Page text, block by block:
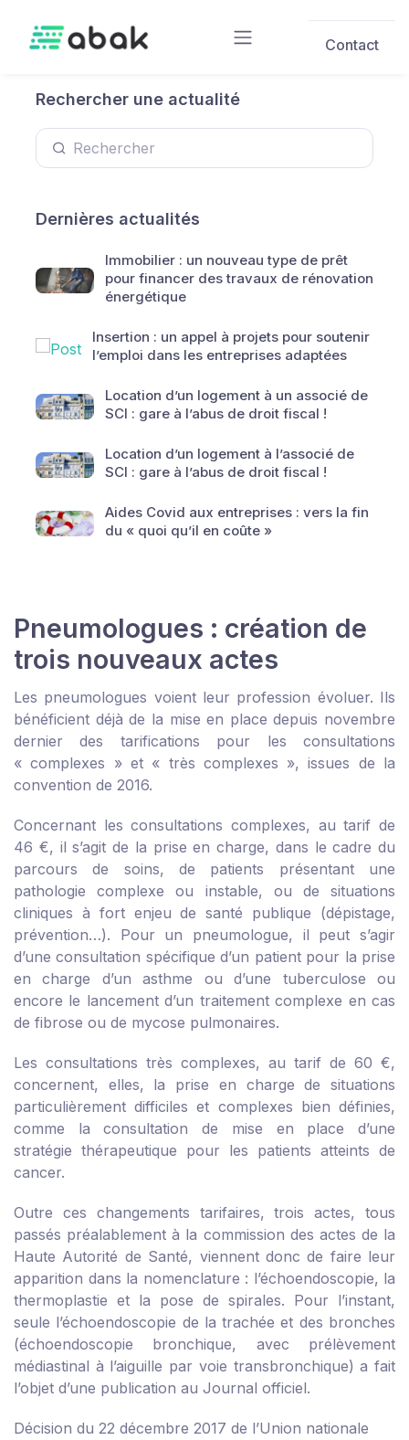
Contact
Rechercher une actualité
Dernières actualités
Immobilier : un nouveau type de prêt
pour financer des travaux de rénovation
énergétique
Insertion : un appel à projets pour soutenir
l’emploi dans les entreprises adaptées
Location d’un logement à un associé de
SCI : gare à l’abus de droit fiscal !
Location d’un logement à l’associé de
SCI : gare à l’abus de droit fiscal !
Aides Covid aux entreprises : vers la fin
du « quoi qu’il en coûte »
Pneumologues : création de
trois nouveaux actes
Les pneumologues voient leur profession évoluer. Ils
bénéficient déjà de la mise en place depuis novembre
dernier des tarifications pour les consultations
« complexes » et « très complexes », issues de la
convention de 2016.
Concernant les consultations complexes, au tarif de
46 €, il s’agit de la prise en charge, dans le cadre du
parcours de soins, de patients présentant une
pathologie complexe ou instable, ou de situations
cliniques à fort enjeu de santé publique (dépistage,
prévention…). Pour un pneumologue, il peut s’agir
d’une consultation spécifique d’un patient pour la prise
en charge d’un asthme ou d’une tuberculose ou
encore le lancement d’un traitement complexe en cas
de fibrose ou de mycose pulmonaires.
Les consultations très complexes, au tarif de 60 €,
concernent, elles, la prise en charge de situations
particulièrement difficiles et complexes bien définies,
comme la consultation de mise en place d’une
stratégie thérapeutique pour les patients atteints de
cancer.
Outre ces changements tarifaires, trois actes, tous
passés préalablement à la commission des actes de la
Haute Autorité de Santé, viennent donc de faire leur
apparition dans la nomenclature : l’échoendoscopie, la
thermoplastie et la pose de spirales. Pour l’instant,
seule l’échoendoscopie de la trachée et des bronches
(échoendoscopie bronchique, avec prélèvement
médiastinal à l’aiguille par voie transbronchique) a fait
l’objet d’une publication au Journal officiel.
Décision du 22 décembre 2017 de l’Union nationale